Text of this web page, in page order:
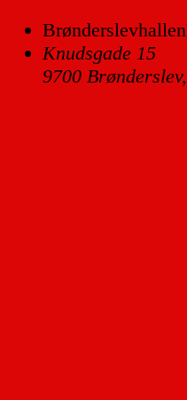
Brønderslevhallen
Knudsgade 15
9700 Brønderslev,